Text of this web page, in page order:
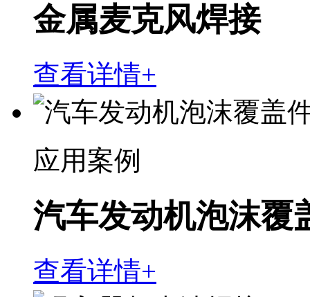
金属麦克风焊接
查看详情+
应用案例
汽车发动机泡沫覆
查看详情+